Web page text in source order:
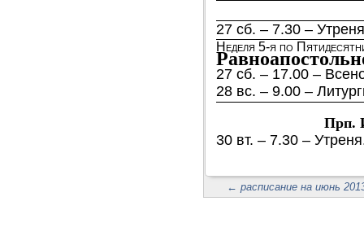
27 сб. – 7.30 –
Неделя 5-я по
27 сб. – 17.00 –
28 вс. – 9.00 –
Прп.
30 вт. – 7.30 –
← расписание на июнь